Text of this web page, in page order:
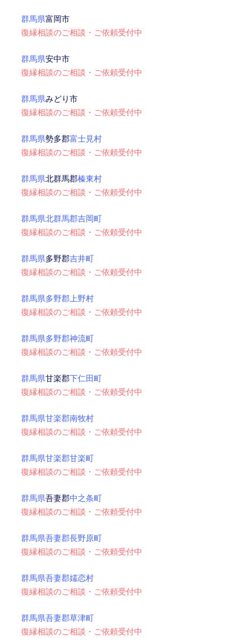
群馬県富岡市
復縁相談のご相談・ご依頼受付中
群馬県安中市
復縁相談のご相談・ご依頼受付中
群馬県みどり市
復縁相談のご相談・ご依頼受付中
群馬県勢多郡富士見村
復縁相談のご相談・ご依頼受付中
群馬県北群馬郡榛東村
復縁相談のご相談・ご依頼受付中
群馬県北群馬郡吉岡町
復縁相談のご相談・ご依頼受付中
群馬県多野郡吉井町
復縁相談のご相談・ご依頼受付中
群馬県多野郡上野村
復縁相談のご相談・ご依頼受付中
群馬県多野郡神流町
復縁相談のご相談・ご依頼受付中
群馬県甘楽郡下仁田町
復縁相談のご相談・ご依頼受付中
群馬県甘楽郡南牧村
復縁相談のご相談・ご依頼受付中
群馬県甘楽郡甘楽町
復縁相談のご相談・ご依頼受付中
群馬県吾妻郡中之条町
復縁相談のご相談・ご依頼受付中
群馬県吾妻郡長野原町
復縁相談のご相談・ご依頼受付中
群馬県吾妻郡嬬恋村
復縁相談のご相談・ご依頼受付中
群馬県吾妻郡草津町
復縁相談のご相談・ご依頼受付中